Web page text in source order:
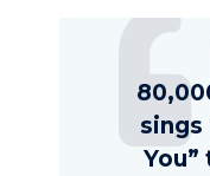
sings
You”